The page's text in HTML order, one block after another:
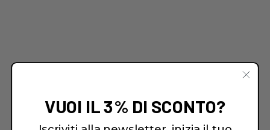
VUOI IL 3% DI SCONTO?